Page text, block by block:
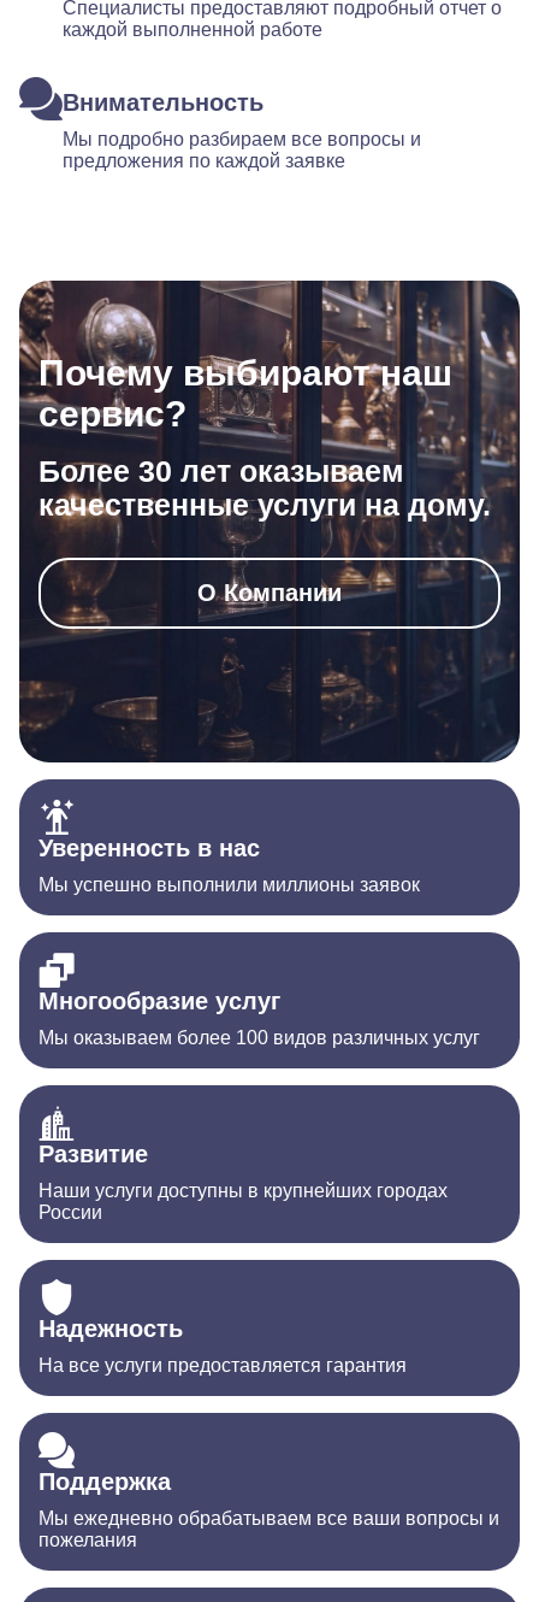
Специалисты предоставляют подробный отчет о
каждой выполненной работе
Внимательность
Мы подробно разбираем все вопросы и
предложения по каждой заявке
Почему выбирают наш
сервис?
Более 30 лет оказываем
качественные услуги на дому.
О Компании
Уверенность в нас
Мы успешно выполнили миллионы заявок
Многообразие услуг
Мы оказываем более 100 видов различных услуг
Развитие
Наши услуги доступны в крупнейших городах
России
Надежность
На все услуги предоставляется гарантия
Поддержка
Мы ежедневно обрабатываем все ваши вопросы и
пожелания